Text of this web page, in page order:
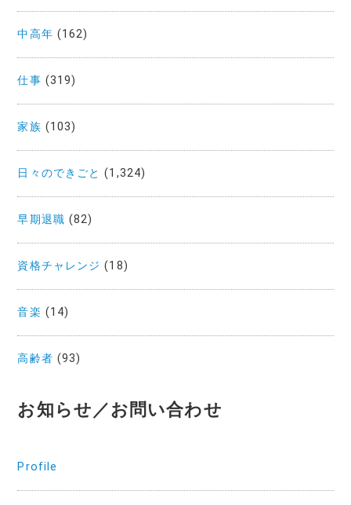
中高年 (162)
仕事 (319)
家族 (103)
日々のできごと (1,324)
早期退職 (82)
資格チャレンジ (18)
音楽 (14)
高齢者 (93)
お知らせ／お問い合わせ
Profile